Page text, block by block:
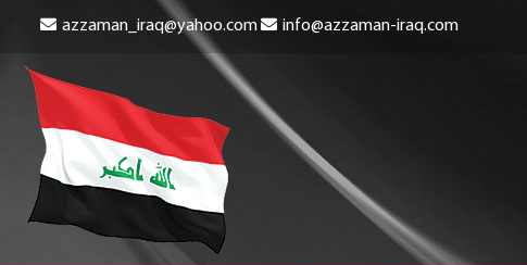
azzaman_iraq@yahoo.com info@azzaman-iraq.com